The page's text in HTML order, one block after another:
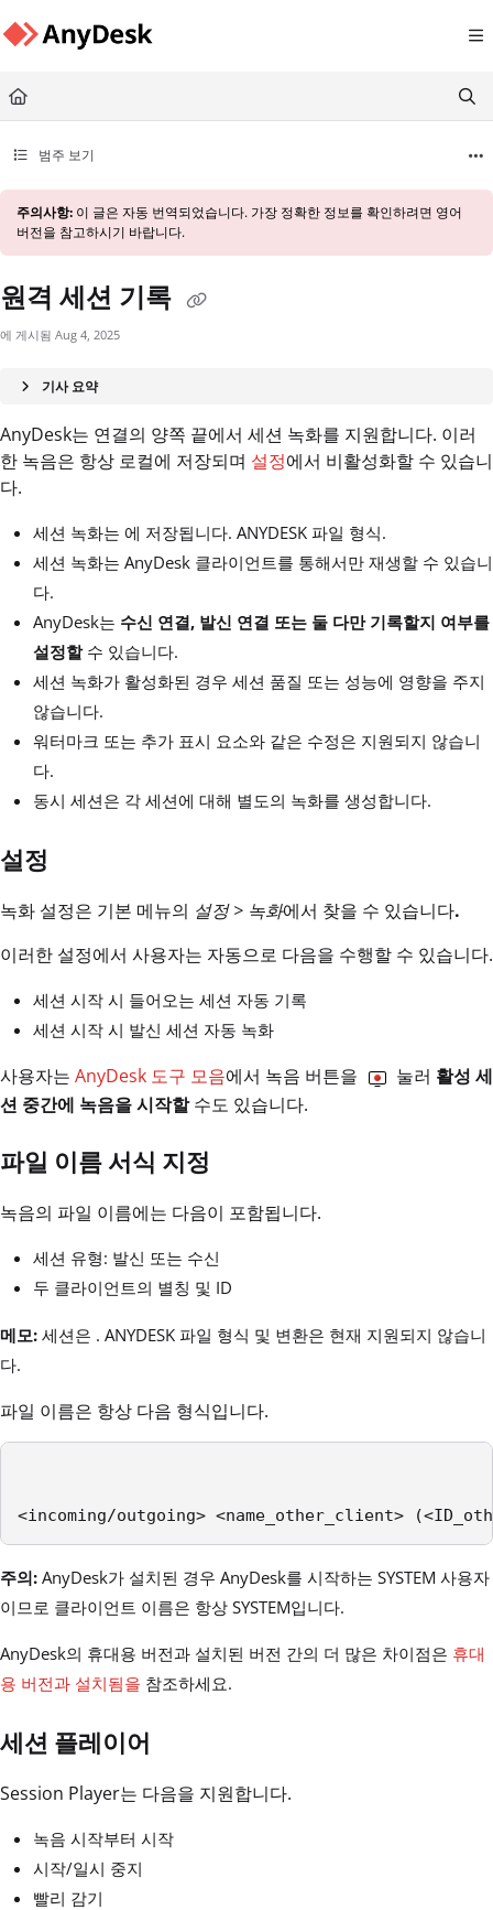
Fetch the complete documentation index at:
https://support.anydesk.com/llms.txt
범주 보기
주의사항: 이 글은 자동 번역되었습니다. 가장 정확한 정보를 확인하려면 영어
버전을 참고하시기 바랍니다.
원격 세션 기록
에 게시됨 Aug 4, 2025
기사 요약
AnyDesk는 연결의 양쪽 끝에서 세션 녹화를 지원합니다. 이러
한 녹음은 항상 로컬에 저장되며 설정에서 비활성화할 수 있습니
다.
세션 녹화는 에 저장됩니다. ANYDESK 파일 형식.
세션 녹화는 AnyDesk 클라이언트를 통해서만 재생할 수 있습니
다.
AnyDesk는 수신 연결, 발신 연결 또는 둘 다만 기록할지 여부를
설정할수 있습니다.
세션 녹화가 활성화된 경우 세션 품질 또는 성능에 영향을 주지
않습니다.
워터마크 또는 추가 표시 요소와 같은 수정은 지원되지 않습니
다.
동시 세션은 각 세션에 대해 별도의 녹화를 생성합니다.
설정
녹화 설정은 기본 메뉴의 설정 > 녹화에서 찾을 수 있습니다.
이러한 설정에서 사용자는 자동으로 다음을 수행할 수 있습니다.
세션 시작 시 들어오는 세션 자동 기록
세션 시작 시 발신 세션 자동 녹화
사용자는 AnyDesk 도구 모음에서 녹음 버튼을 눌러 활성 세
션 중간에 녹음을 시작할수도 있습니다.
파일 이름 서식 지정
녹음의 파일 이름에는 다음이 포함됩니다.
세션 유형: 발신 또는 수신
두 클라이언트의 별칭 및 ID
메모: 세션은 . ANYDESK 파일 형식 및 변환은 현재 지원되지 않습니
다.
파일 이름은 항상 다음 형식입니다.
<incoming/outgoing> <name_other_client>
주의: AnyDesk가 설치된 경우 AnyDesk를 시작하는 SYSTEM 사용자
이므로 클라이언트 이름은 항상 SYSTEM입니다.
AnyDesk의 휴대용 버전과 설치된 버전 간의 더 많은 차이점은 휴대
용 버전과 설치됨을 참조하세요.
세션 플레이어
Session Player는 다음을 지원합니다.
녹음 시작부터 시작
시작/일시 중지
빨리 감기